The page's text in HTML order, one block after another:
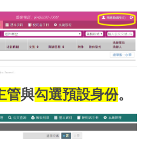
管與勾選預設身份。